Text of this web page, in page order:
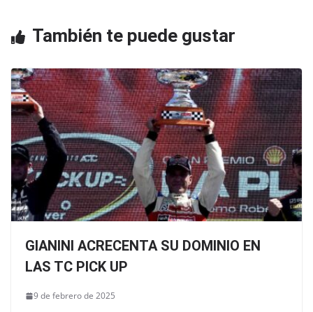
k
También te puede gustar
GIANINI ACRECENTA SU DOMINIO EN
LAS TC PICK UP
9 de febrero de 2025